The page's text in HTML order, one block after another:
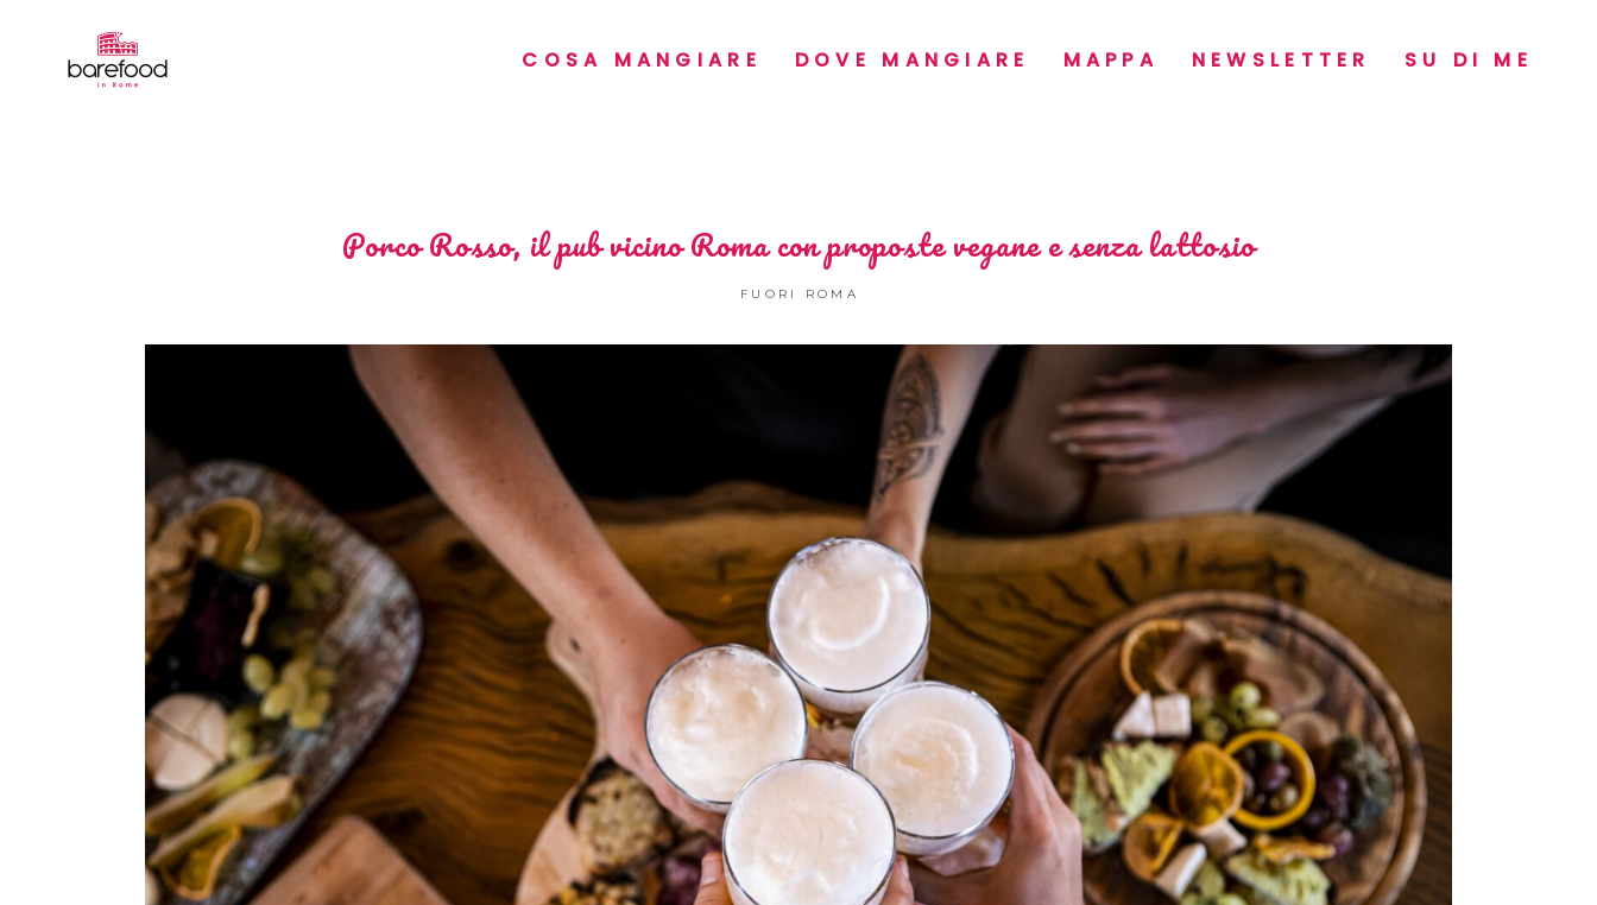
COSA MANGIARE DOVE MANGIARE MAPPA NEWSLETTER SU DI ME
Porco Rosso, il pub vicino Roma con proposte vegane e senza lattosio
FUORI ROMA